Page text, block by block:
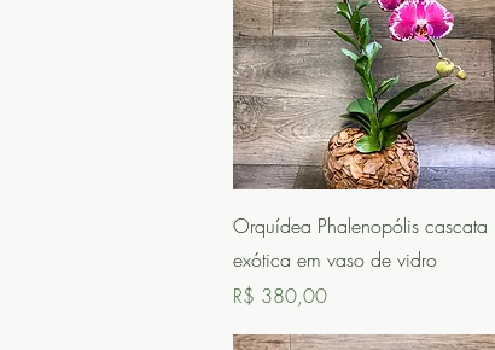
Visualização rápida
Orquídea Phalenopólis cascata
exótica em vaso de vidro
Preço
R$ 380,00